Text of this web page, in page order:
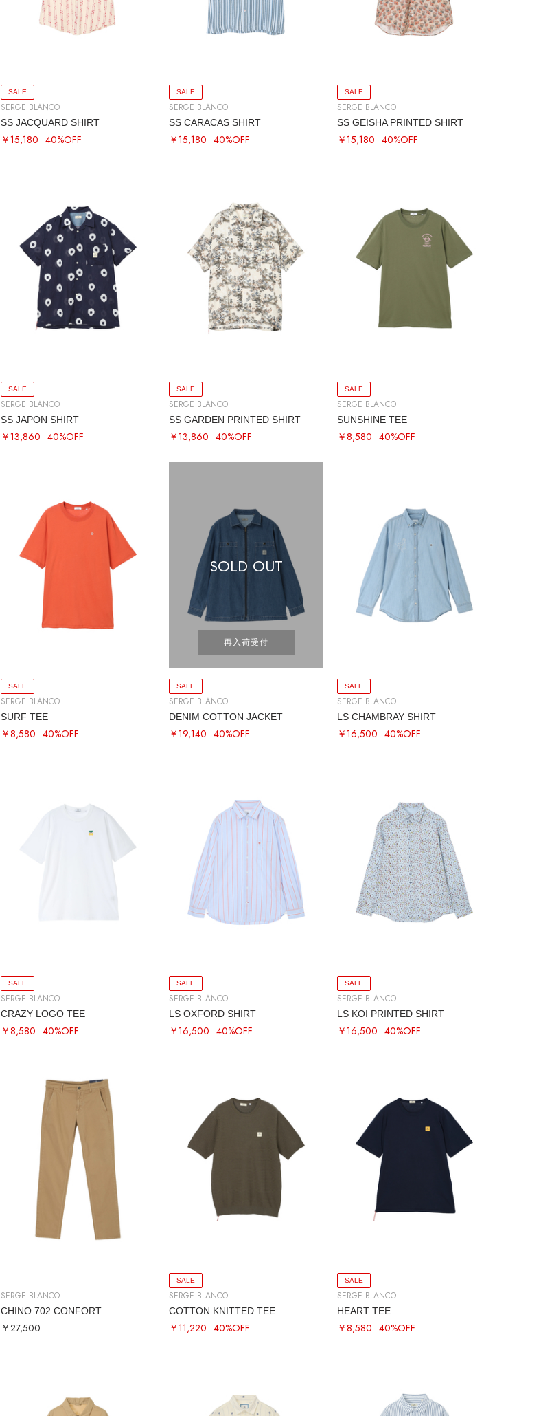
SALE
SERGE BLANCO
SS JACQUARD SHIRT
￥15,180 40%OFF
SALE
SERGE BLANCO
SS CARACAS SHIRT
￥15,180 40%OFF
SALE
SERGE BLANCO
SS GEISHA PRINTED SHIRT
￥15,180 40%OFF
SALE
SERGE BLANCO
SS JAPON SHIRT
￥13,860 40%OFF
SALE
SERGE BLANCO
SS GARDEN PRINTED SHIRT
￥13,860 40%OFF
SALE
SERGE BLANCO
SUNSHINE TEE
￥8,580 40%OFF
SALE
SERGE BLANCO
SURF TEE
￥8,580 40%OFF
SOLD OUT
再入荷受付
SALE
SERGE BLANCO
DENIM COTTON JACKET
￥19,140 40%OFF
SALE
SERGE BLANCO
LS CHAMBRAY SHIRT
￥16,500 40%OFF
SALE
SERGE BLANCO
CRAZY LOGO TEE
￥8,580 40%OFF
SALE
SERGE BLANCO
LS OXFORD SHIRT
￥16,500 40%OFF
SALE
SERGE BLANCO
LS KOI PRINTED SHIRT
￥16,500 40%OFF
SERGE BLANCO
CHINO 702 CONFORT
￥27,500
SALE
SERGE BLANCO
COTTON KNITTED TEE
￥11,220 40%OFF
SALE
SERGE BLANCO
HEART TEE
￥8,580 40%OFF